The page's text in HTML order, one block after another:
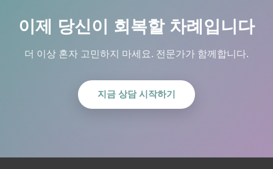
이제 당신이 회복할 차례입니다
더 이상 혼자 고민하지 마세요. 전문가가 함께합니다.
지금 상담 시작하기